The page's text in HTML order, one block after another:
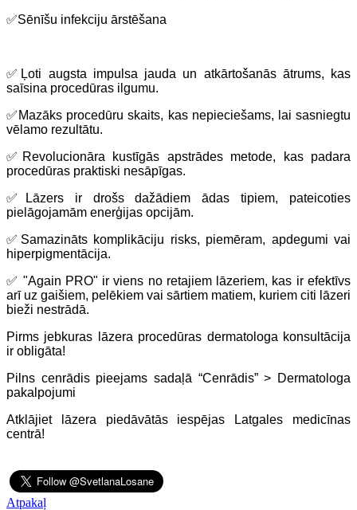
✅Sēnīšu infekciju ārstēšana
✅ Ļoti augsta impulsa jauda un atkārtošanās ātrums, kas
saīsina procedūras ilgumu.
✅ Mazāks procedūru skaits, kas nepieciešams, lai sasniegtu
vēlamo rezultātu.
✅ Revolucionāra kustīgās apstrādes metode, kas padara
procedūras praktiski nesāpīgas.
✅
Lāzers ir drošs dažādiem ādas tipiem, pateicoties
pielāgojamām enerģijas opcijām.
✅ Samazināts komplikāciju risks, piemēram, apdegumi vai
hiperpigmentācija.
✅ "Again PRO" ir viens no retajiem lāzeriem, kas ir efektīvs
arī uz gaišiem, pelēkiem vai sārtiem matiem, kuriem citi lāzeri
bieži nestrādā.
Pirms jebkuras lāzera procedūras dermatologa konsultācija
ir obligāta!
Pilns cenrādis pieejams sadaļā “Cenrādis” > Dermatologa
pakalpojumi
Atklājiet lāzera piedāvātās iespējas Latgales medicīnas
centrā!
Atpakaļ